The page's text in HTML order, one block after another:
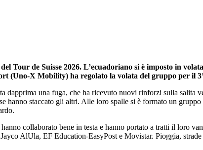
Tour de Suisse 2026. L’ecuadoriano si è imposto in
(Uno-X Mobility) ha regolato la volata del gruppo per il
una fuga, che ha ricevuto nuovi rinforzi sulla salita
hanno staccato gli altri. Alle loro spalle si è formato un
collaborato bene in testa e hanno portato a tratti il loro
AlUla, EF Education-EasyPost e Movistar. Pioggia,